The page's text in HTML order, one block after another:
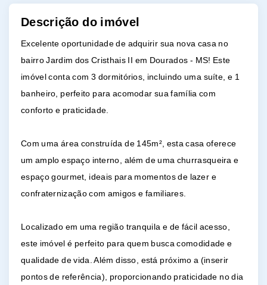
Descrição do imóvel
Excelente oportunidade de adquirir sua nova casa no
bairro Jardim dos Cristhais II em Dourados - MS! Este
imóvel conta com 3 dormitórios, incluindo uma suíte, e 1
banheiro, perfeito para acomodar sua família com
conforto e praticidade.
Com uma área construída de 145m², esta casa oferece
um amplo espaço interno, além de uma churrasqueira e
espaço gourmet, ideais para momentos de lazer e
confraternização com amigos e familiares.
Localizado em uma região tranquila e de fácil acesso,
este imóvel é perfeito para quem busca comodidade e
qualidade de vida. Além disso, está próximo a (inserir
pontos de referência), proporcionando praticidade no dia